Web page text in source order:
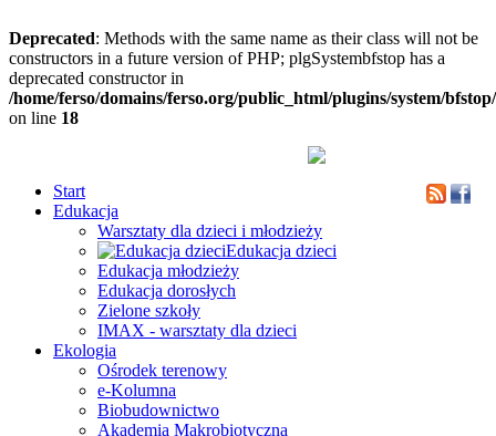
Deprecated: Methods with the same name as their class will not be
constructors in a future version of PHP; plgSystembfstop has a
deprecated constructor in
/home/ferso/domains/ferso.org/public_html/plugins/system/
on line 18
Start
Edukacja
Warsztaty dla dzieci i młodzieży
Edukacja dzieci
Edukacja młodzieży
Edukacja dorosłych
Zielone szkoły
IMAX - warsztaty dla dzieci
Ekologia
Ośrodek terenowy
e-Kolumna
Biobudownictwo
Akademia Makrobiotyczna